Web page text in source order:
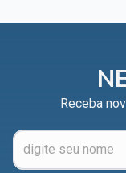
Receba